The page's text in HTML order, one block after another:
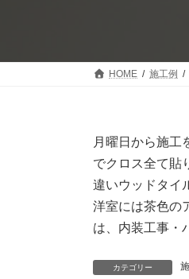
HOME 施工例
月曜日から施工
でクロス全て貼
違いウッドタイ
洋室には茶色の
は、内装工事・
カテゴリー